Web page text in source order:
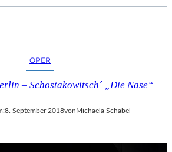
C
E
E
I
OPER
– Schostakowitsch´ „Die Nase“
8. September 2018von Michaela Schabel